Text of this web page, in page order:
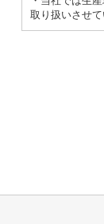
取り扱いさせて